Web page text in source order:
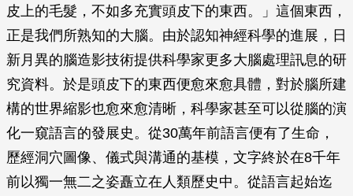
皮上的毛髮，不如多充實頭皮下的東西。」這個東西，
正是我們所熟知的大腦。由於認知神經科學的進展，日
新月異的腦造影技術提供科學家更多大腦處理訊息的研
究資料。於是頭皮下的東西便愈來愈具體，對於腦所建
構的世界縮影也愈來愈清晰，科學家甚至可以從腦的演
化一窺語言的發展史。從30萬年前語言便有了生命，
歷經洞穴圖像、儀式與溝通的基模，文字終於在8千年
前以獨一無二之姿矗立在人類歷史中。從語言起始迄